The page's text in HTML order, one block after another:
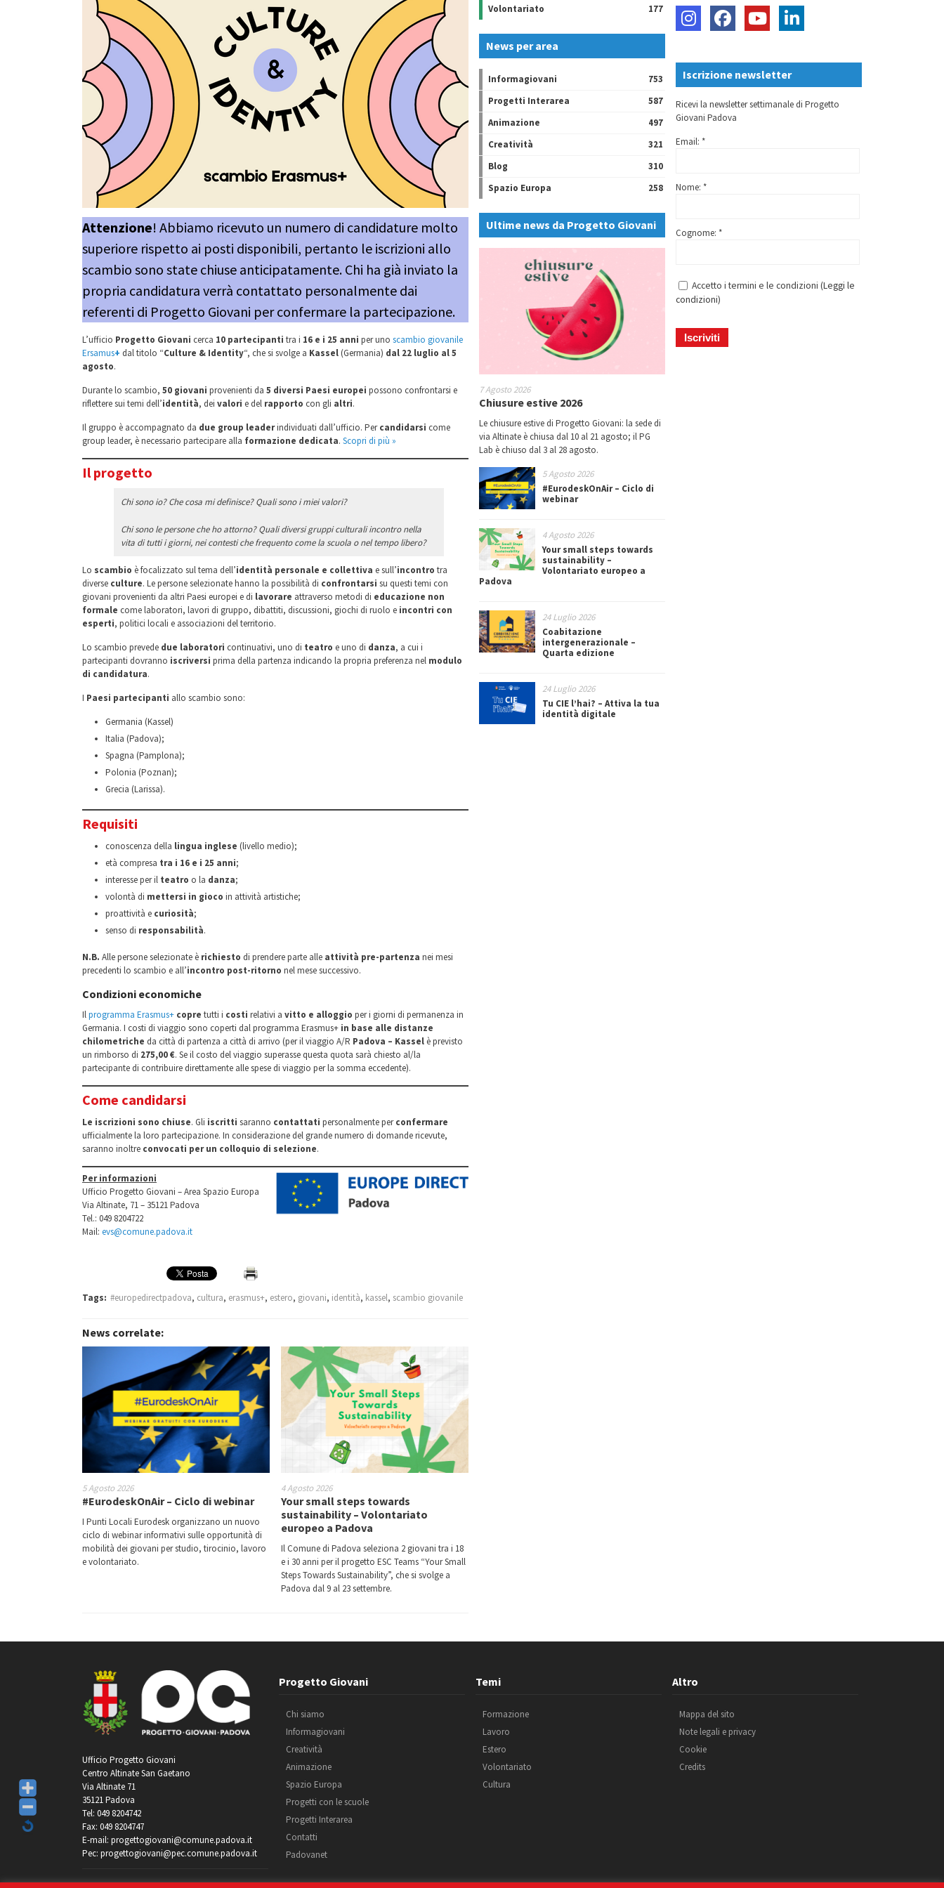
Attenzione! Abbiamo ricevuto un numero di candidature molto
superiore rispetto ai posti disponibili, pertanto le iscrizioni allo
scambio sono state chiuse anticipatamente. Chi ha già inviato la
propria candidatura verrà contattato personalmente dai
referenti di Progetto Giovani per confermare la partecipazione.
L’ufficio Progetto Giovani cerca 10 partecipanti tra i 16 e i 25 anni per uno scambio giovanile
Ersamus+ dal titolo “Culture & Identity“, che si svolge a Kassel (Germania) dal 22 luglio al 5
agosto.
Durante lo scambio, 50 giovani provenienti da 5 diversi Paesi europei possono confrontarsi e
riflettere sui temi dell’identità, dei valori e del rapporto con gli altri.
Il gruppo è accompagnato da due group leaderindividuati dall’ufficio. Percandidarsi come
group leader, è necessario partecipare alla formazione dedicata. Scopri di più »
Il progetto
Chi sono io? Che cosa mi definisce? Quali sono i miei valori?
Chi sono le persone che ho attorno? Quali diversi gruppi culturali incontro nella
vita di tutti i giorni, nei contesti che frequento come la scuola o nel tempo libero?
Lo scambio è focalizzato sul tema dell’identità personale e collettiva e sull’incontro tra
diverse culture. Le persone selezionate hanno la possibilità di confrontarsi su questi temi con
giovani provenienti da altri Paesi europei e di lavorare attraverso metodi di educazione non
formale come laboratori, lavori di gruppo, dibattiti, discussioni, giochi di ruolo e incontri con
esperti, politici locali e associazioni del territorio.
Lo scambio prevede due laboratori continuativi, uno di teatro e uno di danza, a cui i
partecipanti dovranno iscriversi prima della partenza indicando la propria preferenza nel modulo
di candidatura.
I Paesi partecipanti allo scambio sono:
Germania (Kassel)
Italia (Padova);
Spagna (Pamplona);
Polonia (Poznan);
Grecia (Larissa).
Requisiti
conoscenza della lingua inglese (livello medio);
età compresa tra i 16 e i 25 anni;
interesse per il teatro o la danza;
volontà di mettersi in gioco in attività artistiche;
proattività e curiosità;
senso di responsabilità.
N.B. Alle persone selezionate è richiesto di prendere parte alle attività pre-partenza nei mesi
precedenti lo scambio e all’incontro post-ritorno nel mese successivo.
Condizioni economiche
Ilprogramma Erasmus+ copre tutti i costi relativi a vitto e alloggio per i giorni di permanenza in
Germania. I costi di viaggio sono coperti dal programma Erasmus+ in base alle distanze
chilometriche da città di partenza a città di arrivo (per il viaggio A/R Padova – Kassel è previsto
un rimborso di 275,00 €. Se il costo del viaggio superasse questa quota sarà chiesto al/la
partecipante di contribuire direttamente alle spese di viaggio per la somma eccedente).
Come candidarsi
Le iscrizioni sono chiuse. Gli iscritti saranno contattati personalmente perconfermare
ufficialmente la loro partecipazione. In considerazione del grande numero di domande ricevute,
saranno inoltre convocati per un colloquio di selezione.
Per informazioni
Ufficio Progetto Giovani – Area Spazio Europa
Via Altinate, 71 – 35121 Padova
Tel.: 049 8204722
Mail: evs@comune.padova.it
Tags: #europedirectpadova, cultura, erasmus+, estero, giovani, identità, kassel, scambio giovanile
News correlate:
5 Agosto 2026
#EurodeskOnAir – Ciclo di webinar
I Punti Locali Eurodesk organizzano un nuovo
ciclo di webinar informativi sulle opportunità di
mobilità dei giovani per studio, tirocinio, lavoro
e volontariato.
4 Agosto 2026
Your small steps towards
sustainability – Volontariato
europeo a Padova
Il Comune di Padova seleziona 2 giovani tra i 18
e i 30 anni per il progetto ESC Teams “Your Small
Steps Towards Sustainability”, che si svolge a
Padova dal 9 al 23 settembre.
Volontariato
177
News per area
Informagiovani
753
Progetti Interarea
587
Animazione
497
Creatività
321
Blog
310
Spazio Europa
258
Ultime news da Progetto Giovani
7 Agosto 2026
Chiusure estive 2026
Le chiusure estive di Progetto Giovani: la sede di
via Altinate è chiusa dal 10 al 21 agosto; il PG
Lab è chiuso dal 3 al 28 agosto.
5 Agosto 2026
#EurodeskOnAir – Ciclo di
webinar
4 Agosto 2026
Your small steps towards
sustainability –
Volontariato europeo a
Padova
24 Luglio 2026
Coabitazione
intergenerazionale –
Quarta edizione
24 Luglio 2026
Tu CIE l’hai? – Attiva la tua
identità digitale
Iscrizione newsletter
Ricevi la newsletter settimanale di Progetto
Giovani Padova
Email: *
Nome: *
Cognome: *
Accetto i termini e le condizioni (Leggi le
condizioni)
Ufficio Progetto Giovani
Centro Altinate San Gaetano
Via Altinate 71
35121 Padova
Tel: 049 8204742
Fax: 049 8204747
E-mail: progettogiovani@comune.padova.it
Pec: progettogiovani@pec.comune.padova.it
Progetto Giovani
Chi siamo
Informagiovani
Creatività
Animazione
Spazio Europa
Progetti con le scuole
Progetti Interarea
Contatti
Padovanet
Temi
Formazione
Lavoro
Estero
Volontariato
Cultura
Altro
Mappa del sito
Note legali e privacy
Cookie
Credits